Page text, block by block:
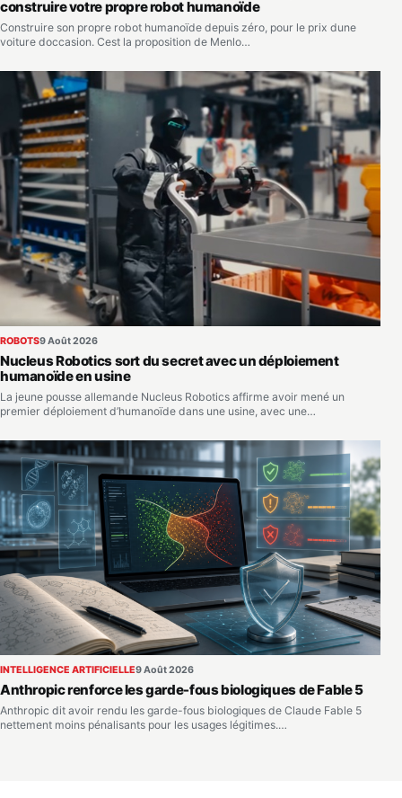
construire votre propre robot humanoïde
Construire son propre robot humanoïde depuis zéro, pour le prix dune
voiture doccasion. Cest la proposition de Menlo…
ROBOTS9 Août 2026
Nucleus Robotics sort du secret avec un déploiement
humanoïde en usine
La jeune pousse allemande Nucleus Robotics affirme avoir mené un
premier déploiement d’humanoïde dans une usine, avec une…
INTELLIGENCE ARTIFICIELLE9 Août 2026
Anthropic renforce les garde-fous biologiques de Fable 5
Anthropic dit avoir rendu les garde-fous biologiques de Claude Fable 5
nettement moins pénalisants pour les usages légitimes.…